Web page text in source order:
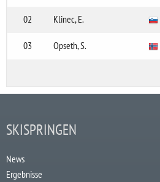
02 Klinec, E.
03 Opseth, S.
SKISPRINGEN
News
Ergebnisse